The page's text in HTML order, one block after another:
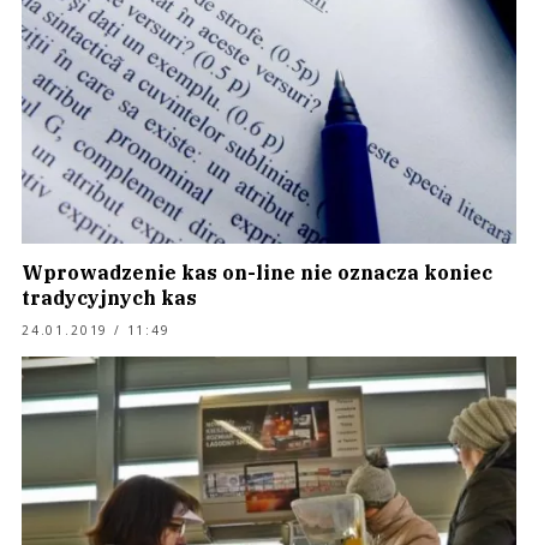
Wprowadzenie kas on-line nie oznacza koniec
tradycyjnych kas
24.01.2019 / 11:49